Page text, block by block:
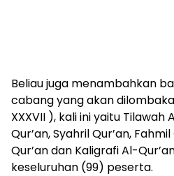
Beliau juga menambahkan
cabang yang akan
XXXVII ), kali ini yaitu Tilawah
Qur’an, Syahril Qur’an,
Qur’an dan Kaligrafi Al-
keseluruhan (99) peserta.